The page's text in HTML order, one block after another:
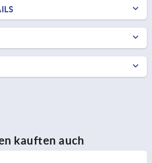
kauften auch